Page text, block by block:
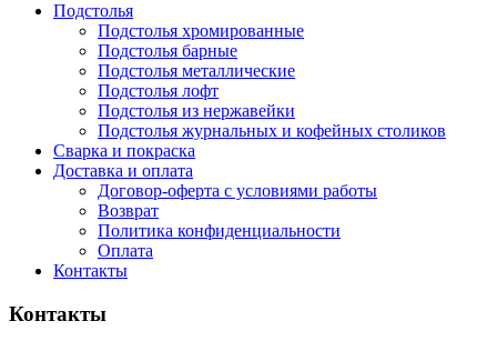
Подстолья
Подстолья хромированные
Подстолья барные
Подстолья металлические
Подстолья лофт
Подстолья из нержавейки
Подстолья журнальных и кофейных столиков
Сварка и покраска
Доставка и оплата
Договор-оферта с условиями работы
Возврат
Политика конфиденциальности
Оплата
Контакты
Контакты